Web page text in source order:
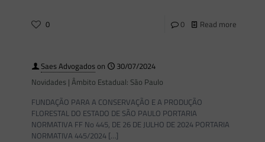
0 0 Read more
Saes Advogadoson
30/07/2024
Novidades | Âmbito Estadual: São Paulo
FUNDAÇÃO PARA A CONSERVAÇÃO E A PRODUÇÃO
FLORESTAL DO ESTADO DE SÃO PAULO PORTARIA
NORMATIVA FF No 445, DE 26 DE JULHO DE 2024 PORTARIA
NORMATIVA 445/2024 […]